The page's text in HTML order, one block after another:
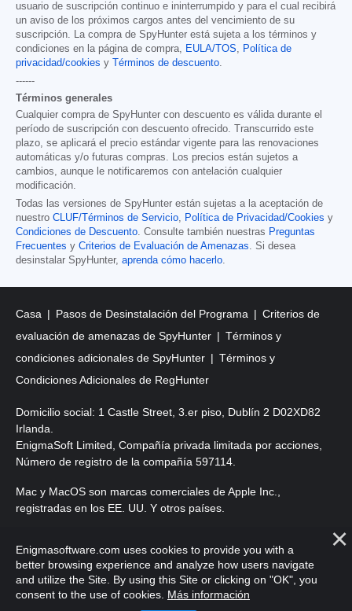
usuario de suscripción continuo e ininterrumpido y para el cual recibirá
un aviso de los próximos cargos antes del vencimiento de su
suscripción. La compra de SpyHunter está sujeta a los términos y
condiciones en la página de compra, EULA/TOS, Política de
privacidad/cookies y Términos de descuento.
------
Términos generales
Cualquier compra de SpyHunter con descuento es válida durante el
período de suscripción con descuento ofrecido. Transcurrido este
plazo, se aplicará el precio estándar vigente para las renovaciones
automáticas y/o futuras compras. Los precios están sujetos a
cambios, aunque le notificaremos con antelación cualquier
modificación.
Todas las versiones de SpyHunter están sujetas a la aceptación de
nuestro CLUF/Términos de Servicio, Política de Privacidad/Cookies y
Condiciones de Descuento. Consulte también nuestras Preguntas
Frecuentes y Criterios de Evaluación de Amenazas. Si desea
desinstalar SpyHunter, aprenda cómo hacerlo.
Casa Pasos de Desinstalación del Programa
Criterios de
evaluación de amenazas de SpyHunter
Términos y
condiciones adicionales de SpyHunter
Términos y
Condiciones Adicionales de RegHunter
Domicilio social: 1 Castle Street, 3.er piso, Dublín 2 D02XD82
Irlanda.
EnigmaSoft Limited, Compañía privada limitada por acciones,
Número de registro de la compañía 597114.
Mac y MacOS son marcas comerciales de Apple Inc.,
registradas en los EE. UU. Y otros países.
reservados.
Enigmasoftware.com uses cookies to provide you with a
better browsing experience and analyze how users navigate
and utilize the Site. By using this Site or clicking on "OK", you
consent to the use of cookies. Más información